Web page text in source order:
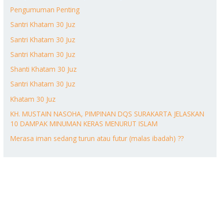
Pengumuman Penting
Santri Khatam 30 Juz
Santri Khatam 30 Juz
Santri Khatam 30 Juz
Shanti Khatam 30 Juz
Santri Khatam 30 Juz
Khatam 30 Juz
KH. MUSTAIN NASOHA, PIMPINAN DQS SURAKARTA JELASKAN
10 DAMPAK MINUMAN KERAS MENURUT ISLAM
Merasa iman sedang turun atau futur (malas ibadah) ??